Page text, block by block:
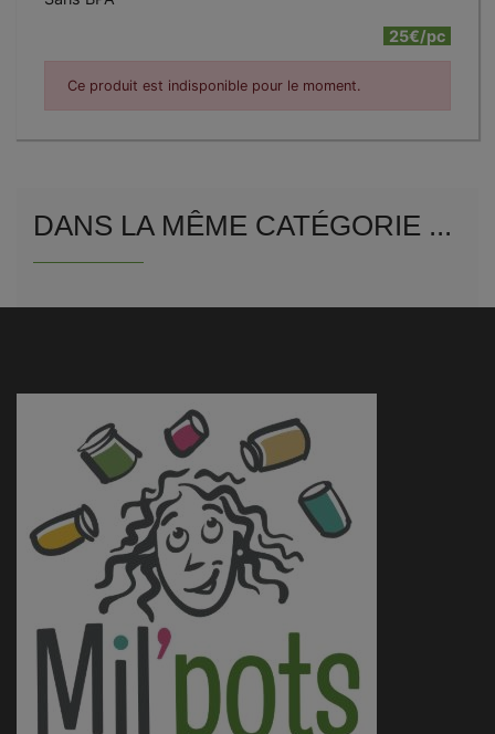
25€/pc
Ce produit est indisponible pour le moment.
DANS LA MÊME CATÉGORIE ...